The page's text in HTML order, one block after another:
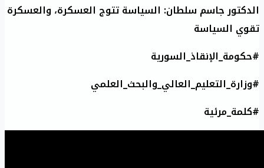
الدكتور جاسم سلطان: السياسة تتوج العسكرة، والعسكرة
تقوي السياسة
#حكومة_الإنقاذ_السورية
#وزارة_التعليم_العالي_والبحث_العلمي
#كلمة_مرئية